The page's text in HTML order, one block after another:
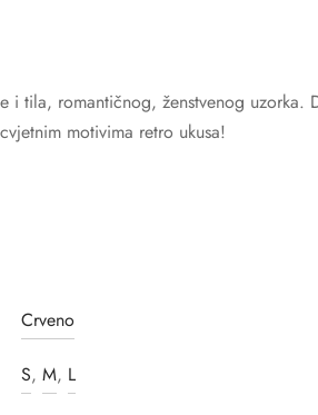
i tila, romantičnog, ženstvenog uzorka.
motivima retro ukusa!
Crveno
S, M, L